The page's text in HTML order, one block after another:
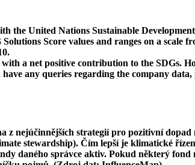
the United Nations Sustainable
Score values and ranges on a scale
a net positive contribution to the SDGs.
any queries regarding the company
z nejúčinnějších strategií pro pozitivní
stewardship). Čím lepší je klimatické
daného správce aktiv. Pokud některý fond